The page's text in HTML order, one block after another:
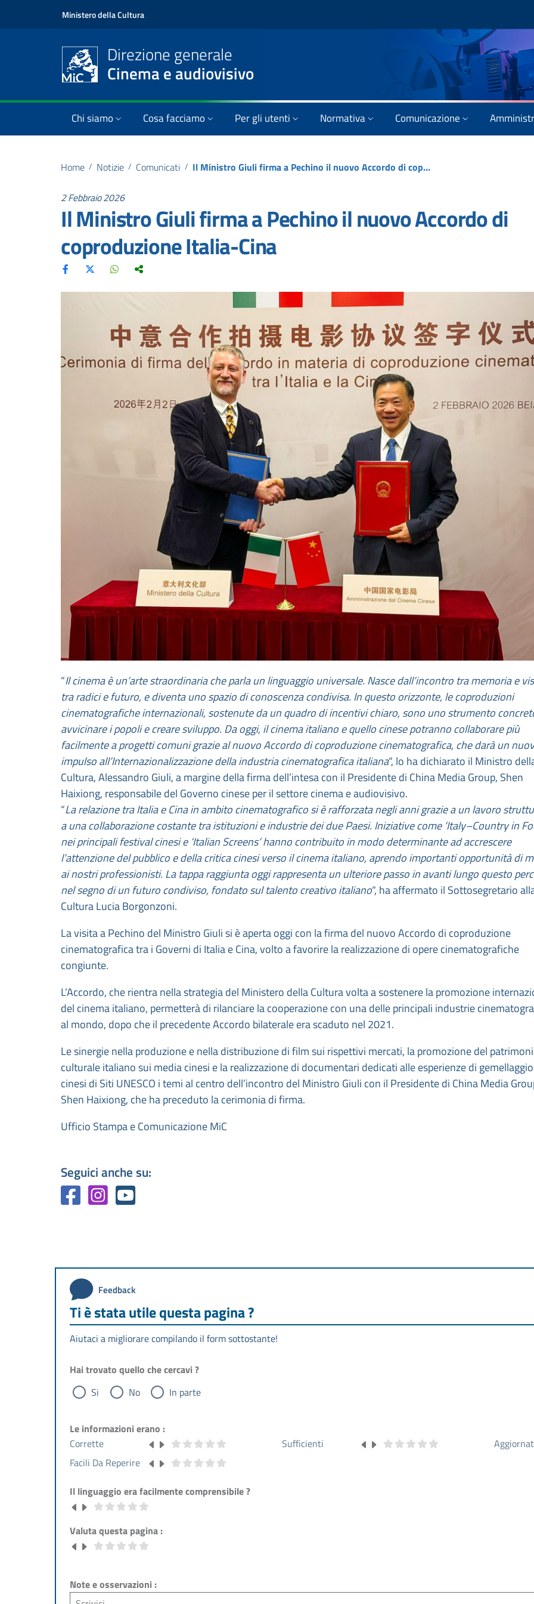
Ministero della Cultura
Direzione generale
Cinema e audiovisivo
Chi siamo Cosa facciamo Per gli utenti Normativa Comunicazione
Home / Notizie / Comunicati / Il Ministro Giuli firma a Pechino il nuovo Accordo di coproduzione Italia-Cina
2 Febbraio 2026
Il Ministro Giuli firma a Pechino il nuovo Accordo di
coproduzione Italia-Cina
“Il cinema è un’arte straordinaria che parla un linguaggio universale. Nasce dall’incontro tra memoria e
tra radici e futuro, e diventa uno spazio di conoscenza condivisa. In questo orizzonte, le coproduzioni
cinematografiche internazionali, sostenute da un quadro di incentivi chiaro, sono uno strumento
avvicinare i popoli e creare sviluppo. Da oggi, il cinema italiano e quello cinese potranno collaborare più
facilmente a progetti comuni grazie al nuovo Accordo di coproduzione cinematografica, che darà un
impulso all’Internazionalizzazione della industria cinematografica italiana“, lo ha dichiarato il Ministro
Cultura, Alessandro Giuli, a margine della firma dell’intesa con il Presidente di China Media Group, Shen
Haixiong, responsabile del Governo cinese per il settore cinema e audiovisivo.
“La relazione tra Italia e Cina in ambito cinematografico si è rafforzata negli anni grazie a un lavoro
a una collaborazione costante tra istituzioni e industrie dei due Paesi. Iniziative come ‘Italy–Country in
nei principali festival cinesi e ‘Italian Screens’ hanno contribuito in modo determinante ad accrescere
l’attenzione del pubblico e della critica cinesi verso il cinema italiano, aprendo importanti opportunità di
ai nostri professionisti. La tappa raggiunta oggi rappresenta un ulteriore passo in avanti lungo questo
nel segno di un futuro condiviso, fondato sul talento creativo italiano“, ha affermato il Sottosegretario
Cultura Lucia Borgonzoni.
La visita a Pechino del Ministro Giuli si è aperta oggi con la firma del nuovo Accordo di coproduzione
cinematografica tra i Governi di Italia e Cina, volto a favorire la realizzazione di opere cinematografiche
congiunte.
L’Accordo, che rientra nella strategia del Ministero della Cultura volta a sostenere la promozione
del cinema italiano, permetterà di rilanciare la cooperazione con una delle principali industrie
al mondo, dopo che il precedente Accordo bilaterale era scaduto nel 2021.
Le sinergie nella produzione e nella distribuzione di film sui rispettivi mercati, la promozione del
culturale italiano sui media cinesi e la realizzazione di documentari dedicati alle esperienze di
cinesi di Siti UNESCO i temi al centro dell’incontro del Ministro Giuli con il Presidente di China Media
Shen Haixiong, che ha preceduto la cerimonia di firma.
Ufficio Stampa e Comunicazione MiC
Seguici anche su:
Feedback
Ti è stata utile questa pagina ?
Aiutaci a migliorare compilando il form sottostante!
Hai trovato quello che cercavi ?
Si
No In parte
Le informazioni erano :
Corrette
Sufficienti
Facili Da Reperire
Il linguaggio era facilmente comprensibile ?
Valuta questa pagina :
Note e osservazioni :